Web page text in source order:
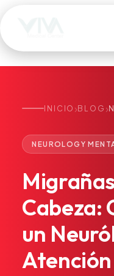
Atención Primaria
Atención el
Medicina Interna
Psiquiatría
Telemedicina
+1 305 209 0001
Lun–Vie
INICIO ›BLOG ›
NEUROLOGY
Migrañas
Cabeza:
un
Atención